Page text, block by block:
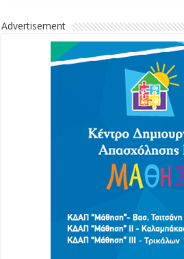
Advertisement